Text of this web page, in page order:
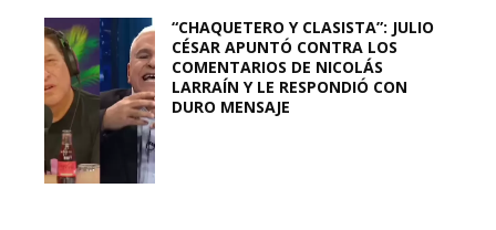
“CHAQUETERO Y CLASISTA”: JULIO
CÉSAR APUNTÓ CONTRA LOS
COMENTARIOS DE NICOLÁS
LARRAÍN Y LE RESPONDIÓ CON
DURO MENSAJE